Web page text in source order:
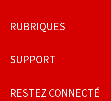
Pied
page
RUBRIQUES
SUPPORT
RESTEZ CONNECTÉ